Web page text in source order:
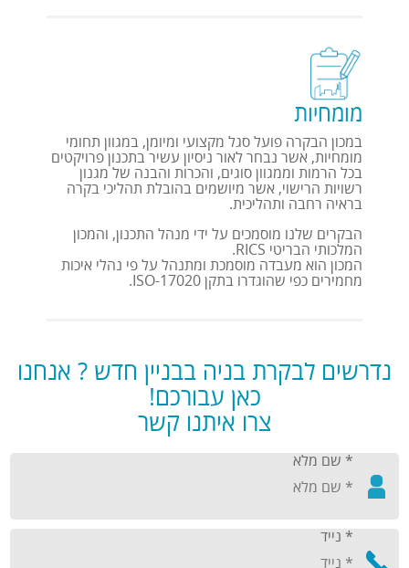
מומחיות
במכון הבקרה פועל סגל מקצועי ומיומן, במגוון תחומי
מומחיות, אשר נבחר לאור ניסיון עשיר בתכנון פרויקטים
בכל הרמות וממגוון סוגים, והכרות והבנה של מגנון
רשויות הרישוי, אשר מיושמים בהובלת תהליכי בקרה
בראיה רחבה ותהליכית.
הבקרים שלנו מוסמכים על ידי מנהל התכנון, והמכון
המלכותי הבריטי RICS.
המכון הוא מעבדה מוסמכת ומתנהל על פי נהלי איכות
מחמירים כפי שהוגדרו בתקן 17020-ISO.
נדרשים לבקרת בניה בבניין חדש ? אנחנו
כאן עבורכם!
צרו איתנו קשר
* שם מלא
* נייד